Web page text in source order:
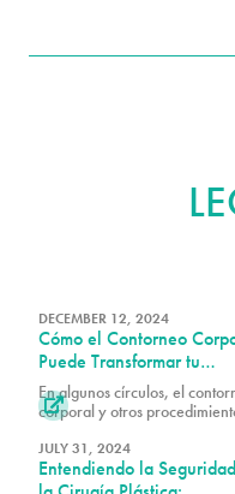
DECEMBER 12, 2024
Cómo el Contorneo
Puede Transformar tu
Autoimagen
En algunos círculos, el
corporal y otros
injusta de ser solo acerca de la
vanidad. Sin embargo, el Dr.
Earle de PURE Plastic Surgery

JULY 31, 2024
Entendiendo la